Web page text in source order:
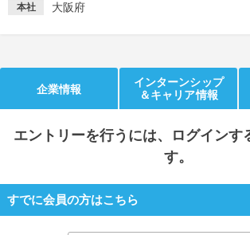
就活ノウハウ・サポート
就活ノウハウが満載！ お役立ち
あなたに合う仕事を診断！ 動画で
就活時事ニュースを更新
本社 大阪府
企業情報
インターンシップ
＆キャリア情報
エントリーを行うには、ログインす
す。
すでに会員の方はこちら